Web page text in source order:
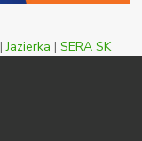
|Jazierka | SERA SK